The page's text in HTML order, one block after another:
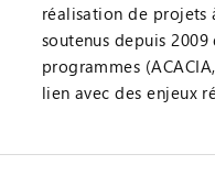
réalisation de projets
soutenus depuis
programmes
lien avec des enjeux